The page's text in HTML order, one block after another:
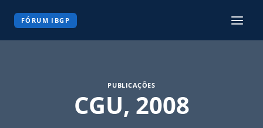
FÓRUM IBGP
PUBLICAÇÕES
CGU, 2008